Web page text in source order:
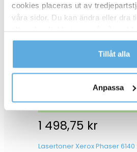
cookies placeras ut av
våra sidor. Du kan ändra eller dra
Läs mer i vår integritetspolicy om
kontaktar oss och på vilket sätt vi
Tillåt alla
Anpassa
I lager
Lasertoner Xerox Phaser
1 498,75 kr
I lager
Lasertoner Xerox Phaser 6140